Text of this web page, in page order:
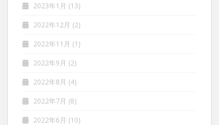
2023年1月 (13)
2022年12月 (2)
2022年11月 (1)
2022年9月 (2)
2022年8月 (4)
2022年7月 (8)
2022年6月 (10)